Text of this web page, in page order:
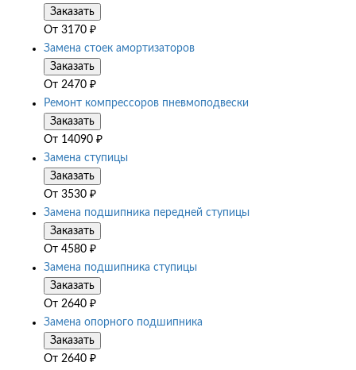
Заказать
От 3170 ₽
Замена стоек амортизаторов
Заказать
От 2470 ₽
Ремонт компрессоров пневмоподвески
Заказать
От 14090 ₽
Замена ступицы
Заказать
От 3530 ₽
Замена подшипника передней ступицы
Заказать
От 4580 ₽
Замена подшипника ступицы
Заказать
От 2640 ₽
Замена опорного подшипника
Заказать
От 2640 ₽